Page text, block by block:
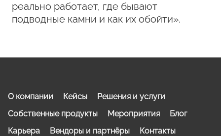
реально работает, где бывают
подводные камни и как их обойти».
О компании Кейсы
Решения и услуги
Собственные продукты
Мероприятия
Блог
Карьера
Вендоры и партнёры
Контакты